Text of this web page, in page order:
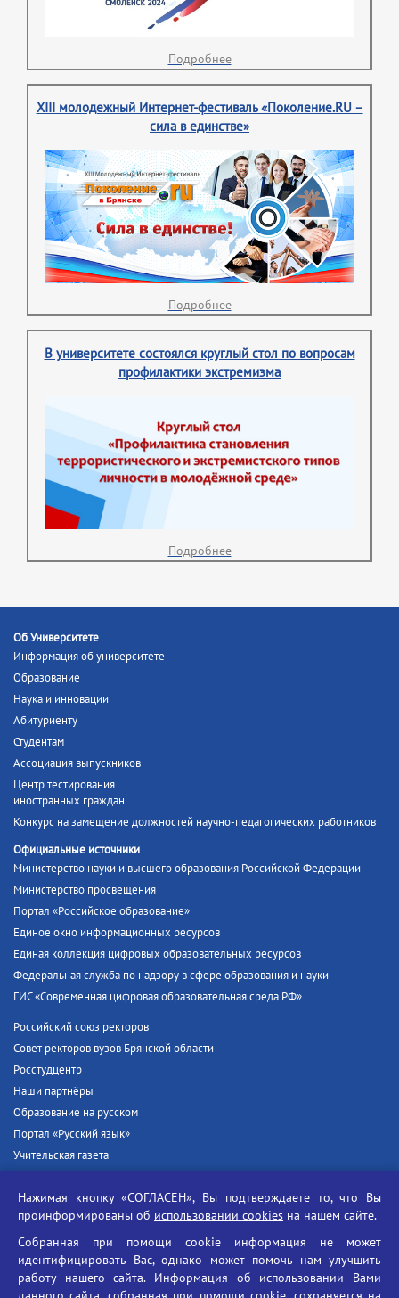
Подробнее
XIII молодежный Интернет-фестиваль «Поколение.RU –
сила в единстве»
Подробнее
В университете состоялся круглый стол по вопросам
профилактики экстремизма
Подробнее
Об Университете
Информация об университете
Образование
Наука и инновации
Абитуриенту
Студентам
Ассоциация выпускников
Центр тестирования
иностранных граждан
Конкурс на замещение должностей научно-педагогических работников
Официальные источники
Министерство науки и высшего образования Российской Федерации
Министерство просвещения
Портал «Российское образование»
Единое окно информационных ресурсов
Единая коллекция цифровых образовательных ресурсов
Федеральная служба по надзору в сфере образования и науки
ГИС «Современная цифровая образовательная среда РФ»
Российский союз ректоров
Совет ректоров вузов Брянской области
Росстудцентр
Наши партнёры
Образование на русском
Портал «Русский язык»
Учительская газета
Единый портал государственных услуг
Противодействие угрозам информационной безопасности
Социальные ролики - Генеральная прокуратура РФ
Противодействие коррупции
Нажимая кнопку «СОГЛАСЕН», Вы подтверждаете то, что Вы
проинформированы об использовании cookies на нашем сайте.
Собранная при помощи cookie информация не может
идентифицировать Вас, однако может помочь нам улучшить
работу нашего сайта. Информация об использовании Вами